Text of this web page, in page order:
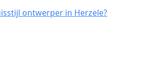
ontwerper in Herzele?